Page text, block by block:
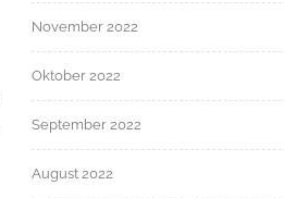
November 2022
Oktober 2022
September 2022
August 2022